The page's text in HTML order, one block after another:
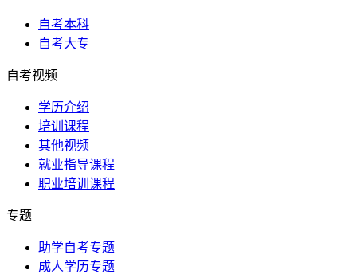
自考本科
自考大专
自考视频
学历介绍
培训课程
其他视频
就业指导课程
职业培训课程
专题
助学自考专题
成人学历专题